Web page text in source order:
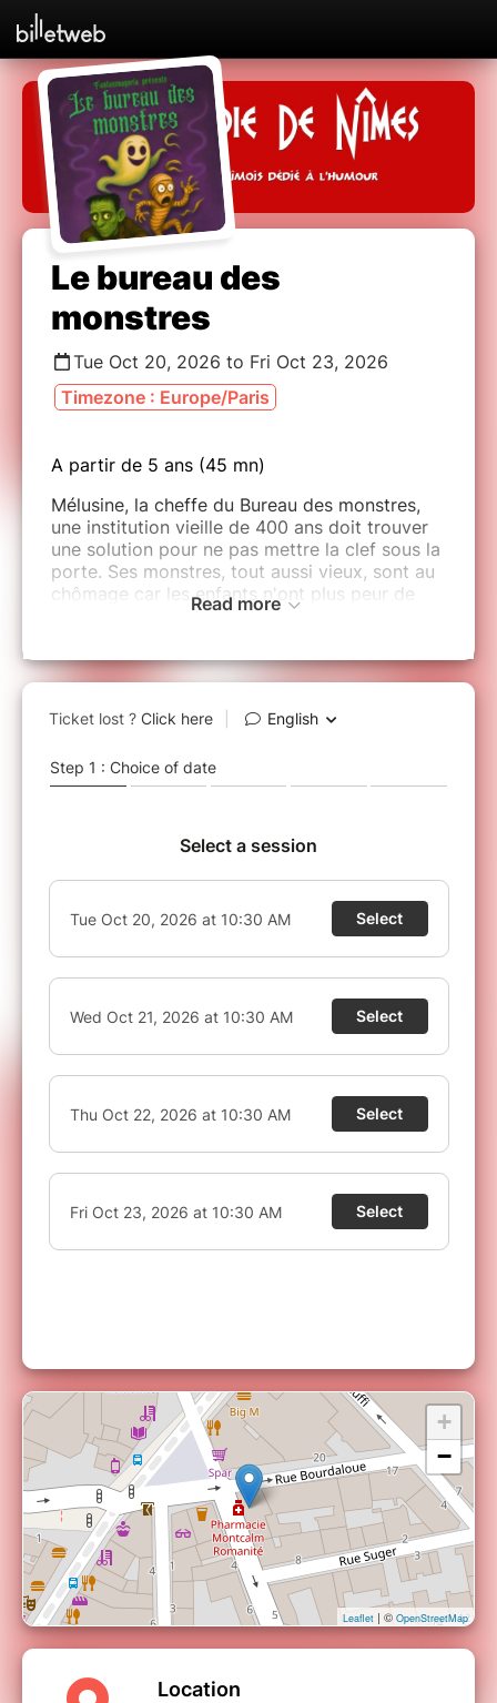
Le bureau des
monstres
Tue Oct 20, 2026 to Fri Oct 23, 2026
Timezone : Europe/Paris
A partir de 5 ans (45 mn)
Mélusine, la cheffe du Bureau des monstres,
une institution vieille de 400 ans doit trouver
une solution pour ne pas mettre la clef sous la
porte. Ses monstres, tout aussi vieux, sont au
chômage car les enfants n'ont plus peur de
rien à notre époque et Halloween est en
Elle lance un appel aux enfants les plus
bêtises pour redonner confiance à ses
sauront-ils transmettre leurs savoirs aux
monstres ?
Le bruit pendant un spectacle
(applaudissements, musiques, etc) étant trop
perturbant pour un nourrisson, nous sommes
au regret de ne pas autoriser l'entrée pour les
VOUS N'AVEZ PAS RECU VOTRE BILLET ?
Les réservations via Billetweb (notre partenaire
billet, attention à ne pas confondre
l'identification auprès de votre banque et la
confirmation d'achat. Le SMS de votre banque
autorise la tentative de transaction mais ne
Read more
+
−
Leaflet | © OpenStreetMap
Location